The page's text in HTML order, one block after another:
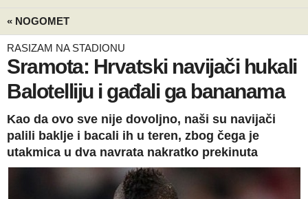
« NOGOMET
RASIZAM NA STADIONU
Sramota: Hrvatski navijači hukali
Balotelliju i gađali ga bananama
Kao da ovo sve nije dovoljno, naši su navijači
palili baklje i bacali ih u teren, zbog čega je
utakmica u dva navrata nakratko prekinuta